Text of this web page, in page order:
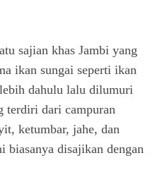
sajian khas Jambi yang
ikan sungai seperti ikan
dahulu lalu dilumuri
terdiri dari campuran
ketumbar, jahe, dan
biasanya disajikan dengan